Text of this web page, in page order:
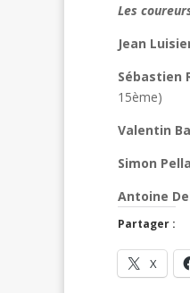
Les
Jean
Sébastien
15ème)
Valentin
Simon
Antoine
Partager :
X